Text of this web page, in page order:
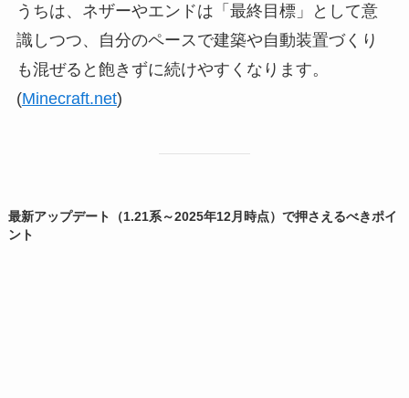
うちは、ネザーやエンドは「最終目標」として意
識しつつ、自分のペースで建築や自動装置づくり
も混ぜると飽きずに続けやすくなります。
(Minecraft.net)
最新アップデート（1.21系～2025年12月時点）で押さえるべきポイ
ント